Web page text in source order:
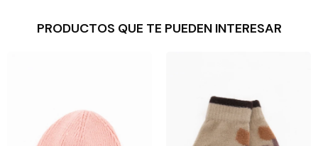
PRODUCTOS QUE TE PUEDEN INTERESAR